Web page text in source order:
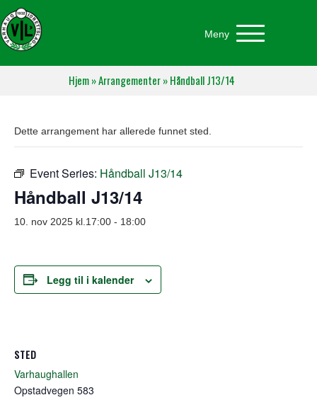
Meny
Hjem»Arrangementer»Håndball J13/14
Dette arrangement har allerede funnet sted.
Event Series: Håndball J13/14
Håndball J13/14
10. nov 2025 kl.17:00 - 18:00
Legg til i kalender
STED
Varhaughallen
Opstadvegen 583